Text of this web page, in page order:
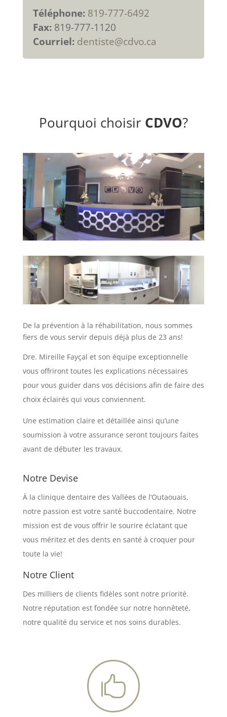
Téléphone: 819-777-6492
Fax:819-777-1120
Courriel: dentiste@cdvo.ca
Pourquoi choisir CDVO?
De la prévention à la réhabilitation, nous sommes
fiers de vous servir depuis déjà plus de 23 ans!
Dre. Mireille Fayçal et son équipe exceptionnelle
vous offriront toutes les explications nécessaires
pour vous guider dans vos décisions afin de faire des
choix éclairés qui vous conviennent.
Une estimation claire et détaillée ainsi qu’une
soumission à votre assurance seront toujours faites
avant de débuter les travaux.
Notre Devise
À la clinique dentaire des Vallées de l’Outaouais,
notre passion est votre santé buccodentaire. Notre
mission est de vous offrir le sourire éclatant que
vous méritez et des dents en santé à croquer pour
toute la vie!
Notre Client
Des milliers de clients fidèles sont notre priorité.
Notre réputation est fondée sur notre honnêteté,
notre qualité du service et nos soins durables.
